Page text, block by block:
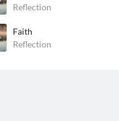
Reflection
Faith
Reflection